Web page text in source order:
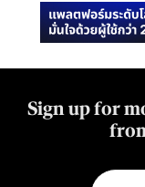
Sign up for